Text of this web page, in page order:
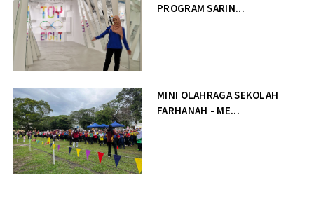
PROGRAM SARIN...
MINI OLAHRAGA SEKOLAH
FARHANAH - ME...